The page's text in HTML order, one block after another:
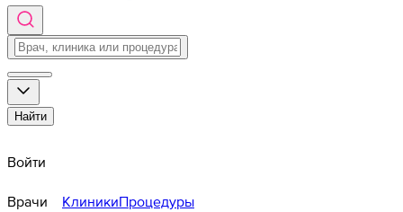
Найти
Войти
Врачи КлиникиПроцедуры